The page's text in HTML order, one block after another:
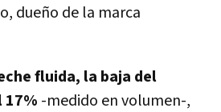
dueño de la marca
fluida, la baja del
17% -medido en volumen-,